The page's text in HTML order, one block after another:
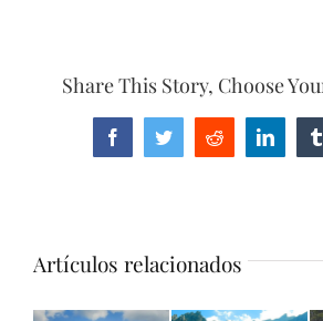
Share This Story, Choose
FacebookTwitterReddit LinkedIn
Artículos relacionados